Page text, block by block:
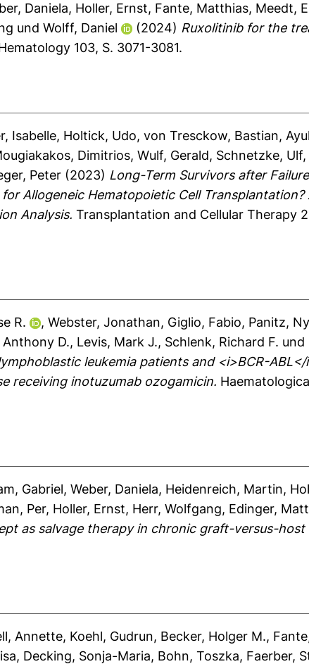
Daniela, Holler, Ernst, Fante, Matthias, Meedt,
undWolff, Daniel (2024) Ruxolitinib for the
103, S. 3071-3081.
Isabelle, Holtick, Udo,von Tresckow, Bastian,
Dimitrios,Wulf, Gerald, Schnetzke, Ulf,
Peter (2023) Long-Term Survivors after
Allogeneic Hematopoietic Cell
Analysis. Transplantation and Cellular Therapy
R. ,Webster, Jonathan, Giglio, Fabio, Panitz,
Anthony D., Levis, Mark J., Schlenk, Richard F. und
leukemia patients and <i>BCR-
receiving inotuzumab ozogamicin.
Gabriel,Weber, Daniela, Heidenreich, Martin,
Per, Holler, Ernst, Herr, Wolfgang, Edinger,
as salvage therapy in chronic graft-versus-
Annette, Koehl, Gudrun, Becker, Holger M.,
, Decking, Sonja-Maria, Bohn, Toszka, Faerber,